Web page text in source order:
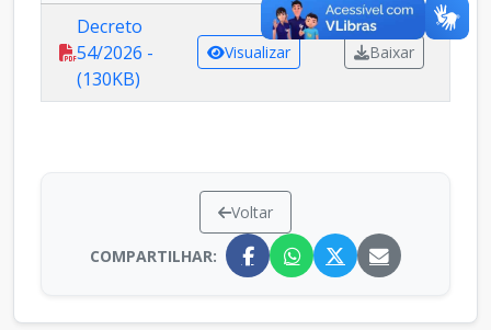
Decreto
54/2026 -
(130KB)
Visualizar Baixar
Voltar
COMPARTILHAR: